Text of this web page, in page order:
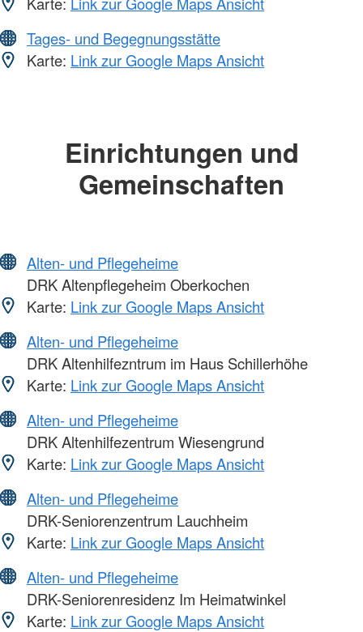
Tages- und Begegnungsstätte
Karte: Link zur Google Maps Ansicht
Einrichtungen und
Gemeinschaften
Alten- und Pflegeheime
DRK Altenpflegeheim Oberkochen
Karte: Link zur Google Maps Ansicht
Alten- und Pflegeheime
DRK Altenhilfezntrum im Haus Schillerhöhe
Karte: Link zur Google Maps Ansicht
Alten- und Pflegeheime
DRK Altenhilfezentrum Wiesengrund
Karte: Link zur Google Maps Ansicht
Alten- und Pflegeheime
DRK-Seniorenzentrum Lauchheim
Karte: Link zur Google Maps Ansicht
Alten- und Pflegeheime
DRK-Seniorenresidenz Im Heimatwinkel
Karte: Link zur Google Maps Ansicht